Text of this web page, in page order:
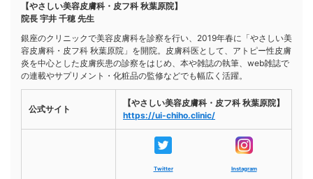
【やさしい美容皮膚科・皮フ科 秋葉原院】
院長 宇井 千穂 先生
銀座のクリニックで美容皮膚科を診察を行い、2019年春に「やさしい美
容皮膚科・皮フ科 秋葉原院」を開院。皮膚科医として、アトピー性皮膚
炎を中心とした皮膚疾患の診察をはじめ、本や雑誌の執筆、web雑誌で
の連載やサプリメント・化粧品の監修などでも幅広く活躍。
公式サイト
【やさしい美容皮膚科・皮フ科 秋葉原院】
https://ui-chiho.clinic/
Twitter Instagram